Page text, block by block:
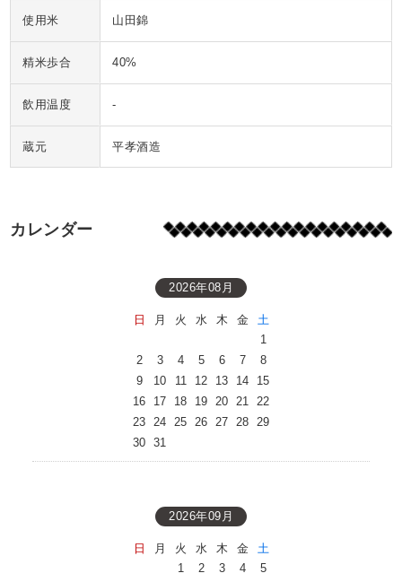
使用米 山田錦
精米歩合 40%
飲用温度 -
蔵元 平孝酒造
カレンダー
2026年08月
日 月 火 水 木 金
土
1
2
3 4 5 6 7
8
9
10 11 12 13 14
15
16
17 18 19 20 21 22
23 24 25 26 27 28 29
30 31
2026年09月
日 月 火 水 木 金
土
1
2 3 4 5